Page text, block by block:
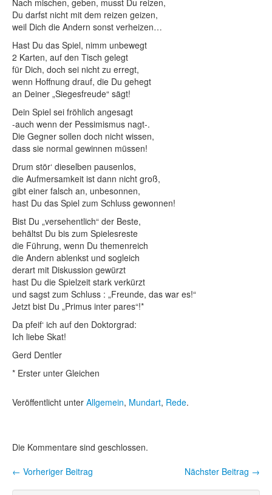
Nach mischen, geben, musst Du reizen,
Du darfst nicht mit dem reizen geizen,
weil Dich die Andern sonst verheizen…
Hast Du das Spiel, nimm unbewegt
2 Karten, auf den Tisch gelegt
für Dich, doch sei nicht zu erregt,
wenn Hoffnung drauf, die Du gehegt
an Deiner „Siegesfreude“ sägt!
Dein Spiel sei fröhlich angesagt
-auch wenn der Pessimismus nagt-.
Die Gegner sollen doch nicht wissen,
dass sie normal gewinnen müssen!
Drum stör‘ dieselben pausenlos,
die Aufmersamkeit ist dann nicht groß,
gibt einer falsch an, unbesonnen,
hast Du das Spiel zum Schluss gewonnen!
Bist Du „versehentlich“ der Beste,
behältst Du bis zum Spielesreste
die Führung, wenn Du themenreich
die Andern ablenkst und sogleich
derart mit Diskussion gewürzt
hast Du die Spielzeit stark verkürzt
und sagst zum Schluss : „Freunde, das war es!“
Jetzt bist Du „Primus inter pares“!*
Da pfeif‘ ich auf den Doktorgrad:
Ich liebe Skat!
Gerd Dentler
* Erster unter Gleichen
Veröffentlicht unter Allgemein, Mundart, Rede.
Die Kommentare sind geschlossen.
Beitragsnavigation
Nächster Beitrag →
← Vorheriger Beitrag